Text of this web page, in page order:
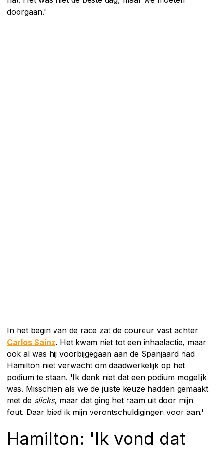
doorgaan.'
In het begin van de race zat de coureur vast achter
Carlos Sainz. Het kwam niet tot een inhaalactie, maar
ook al was hij voorbijgegaan aan de Spanjaard had
Hamilton niet verwacht om daadwerkelijk op het
podium te staan. 'Ik denk niet dat een podium mogelijk
was. Misschien als we de juiste keuze hadden gemaakt
met de slicks, maar dat ging het raam uit door mijn
fout. Daar bied ik mijn verontschuldigingen voor aan.'
Hamilton: 'Ik vond dat